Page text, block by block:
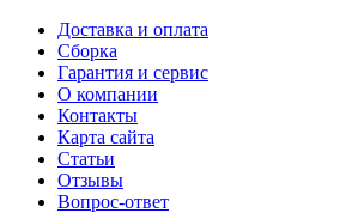
Доставка и оплата
Сборка
Гарантия и сервис
О компании
Контакты
Карта сайта
Статьи
Отзывы
Вопрос-ответ